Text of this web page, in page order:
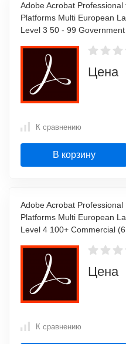
Adobe Acrobat
Platforms Multi European
Level 3 50 - 99
Цена
К сравнению
В корзину
Adobe Acrobat
Platforms Multi European
Level 4 100+ Commercial
Цена
К сравнению